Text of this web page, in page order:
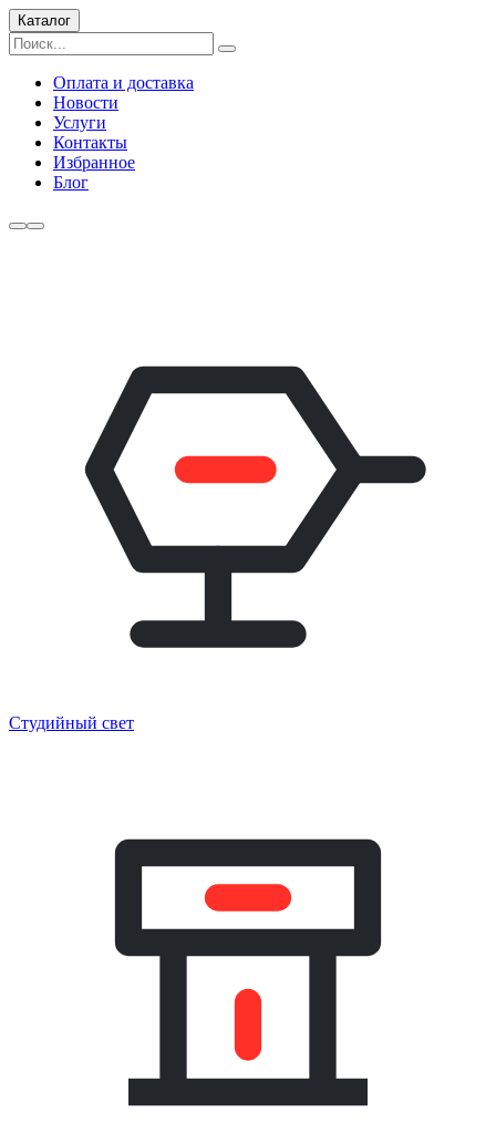
Каталог
Оплата и доставка
Новости
Услуги
Контакты
Избранное
Блог
Студийный свет